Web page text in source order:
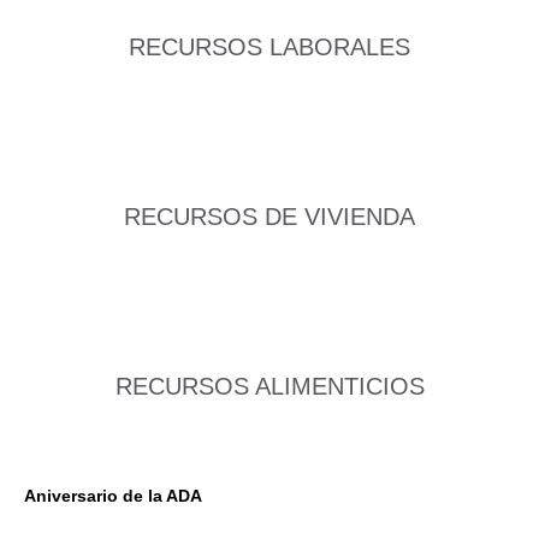
RECURSOS LABORALES
RECURSOS DE VIVIENDA
RECURSOS ALIMENTICIOS
Aniversario de la ADA